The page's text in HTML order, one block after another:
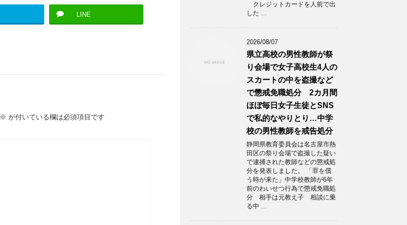
LINE
※ が付いている欄は必須項目です
クレジットカードを人前で出
した ...
2026/08/07
県立高校の男性教師が祭
り会場で女子高校生4人の
スカートの中を盗撮など
で懲戒免職処分 2カ月間
ほぼ毎日女子生徒とSNS
で私的なやりとり…中学
校の男性教師を戒告処分
静岡県教育委員会は名古屋市熱
田区の祭り会場で盗撮した疑い
で逮捕された教師などの懲戒処
分を発表しました。 「罪を償
う時が来た」中学校教師が6年
前のわいせつ行為で懲戒免職処
分 相手は元教え子 相談に乗
る中 ...